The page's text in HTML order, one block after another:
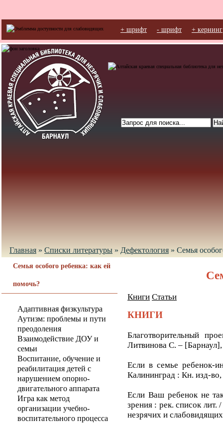
Главная » Списки литературы » Дефектология » Семья
+ кернинг
- шрифт
+ шрифт
Семья особого ребенка: как ей
помочь?
Адаптивная физкультура
Аутизм: проблемы и пути
преодоления
Взаимодействие ДОУ и
семьи
Воспитание, обучение и
реабилитация детей с
нарушением опорно-
двигательного аппарата
Игра как метод
организации учебно-
воспитательного процесса
Книги Статьи
КНИГИ
Благотворительный
Литвинова С. –
Если в семье ребенок-
Калининград : Кн. изд-
Если Ваш ребенок не
зрения : рек. список
незрячих и